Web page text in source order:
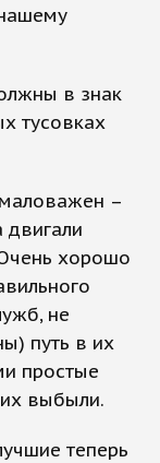
в знак
тусовках
–
двигали
хорошо
не
путь в их
простые
выбыли.
теперь